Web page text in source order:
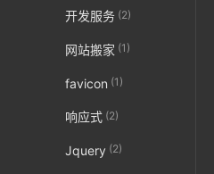
开发服务(2)
网站搬家 (1)
favicon (1)
响应式(2)
Jquery (2)